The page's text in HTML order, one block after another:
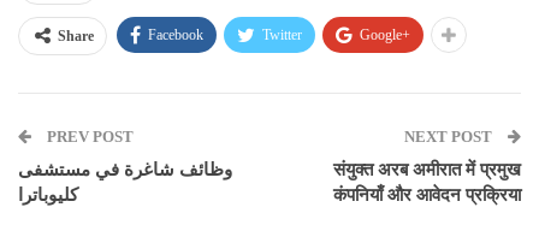
Share Facebook Twitter Google+
PREV POST
وظائف شاغرة في مستشفى
كليوباترا
NEXT POST
संयुक्त अरब अमीरात में प्रमुख
कंपनियाँ और आवेदन प्रक्रिया